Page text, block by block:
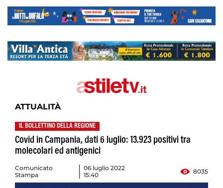
ATTUALITÀ
IL BOLLETTINO DELLA REGIONE
Covid in Campania, dati 6 luglio: 13.923 positivi tra
molecolari ed antigenici
Comunicato
Stampa
06 luglio 2022
15:40
8035